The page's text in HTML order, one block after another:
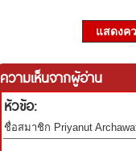
แสดงค
ความเห็นจากผู้อ่าน
หัวข้อ:
ชื่อสมาชิก Priyanut